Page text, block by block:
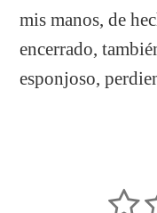
mis manos, de
encerrado,
esponjoso,